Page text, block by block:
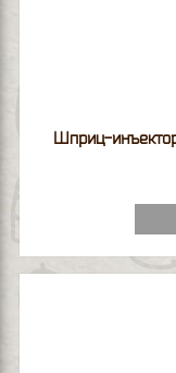
Шприц-